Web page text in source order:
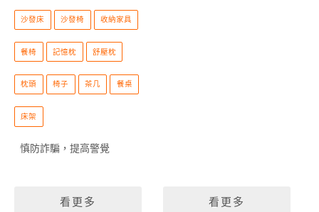
沙發床 沙發椅 收納家具
餐椅 記憶枕 舒壓枕
枕頭 椅子 茶几 餐桌
床架
慎防詐騙，提高警覺
看更多 看更多